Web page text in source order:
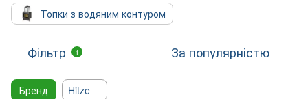
Топки з водяним контуром
Фільтр 1 За популярністю
Бренд Hitze